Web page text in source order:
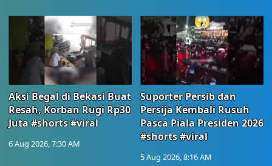
Aksi Begal di Bekasi Buat
Resah, Korban Rugi Rp30
Juta #shorts #viral
6 Aug 2026, 7:30 AM
Suporter Persib dan
Persija Kembali Rusuh
Pasca Piala Presiden 2026
#shorts #viral
5 Aug 2026, 8:16 AM